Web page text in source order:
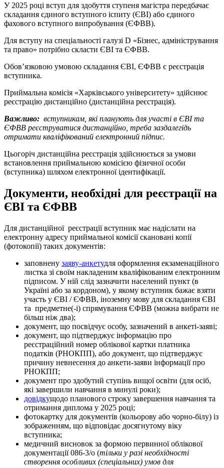
У 2025 році вступ для здобуття ступеня магістра передбачає
складання єдиного вступного іспиту (ЄВІ) або єдиного
фахового вступного випробування (ЄФВВ).
Для вступу на спеціальності галузі D «Бізнес, адміністрування
та право» потрібно скласти ЄВІ та ЄФВВ.
Обов’язковою умовою складання ЄВІ, ЄФВВ є реєстрація
вступника.
Приймальна комісія «Харківського університету» здійснює
реєстрацію дистанційно (дистанційна реєстрація).
Важливо: вступникам, які планують для участі в ЄВІ та
ЄФВВ реєструватися дистанційно, треба заздалегідь
отримати кваліфікований електронний підпис.
Цьогоріч дистанційна реєстрація здійснюється за умови
встановлення приймальною комісією фізичної особи
(вступника) шляхом електронної ідентифікації.
Документи, необхідні для реєстрації на
ЄВІ та ЄФВВ
Для дистанційної реєстрації вступник має надіслати на
електронну адресу приймальної комісії скановані копії
(фотокопії) таких документів:
заповнену заяву-анкетудля оформлення екзаменаційного
листка зі своїм накладеним кваліфікованим електронним
підписом. У ній слід зазначити населений пункт (в
Україні або за кордоном), у якому вступник бажає взяти
участь у ЄВІ / ЄФВВ, іноземну мову для складання ЄВІ
та предметне(-і) спрямування ЄФВВ (можна вибрати не
більш ніж два);
документ, що посвідчує особу, зазначений в анкеті-заяві;
документ, що підтверджує інформацію про
реєстраційний номер облікової картки платника
податків (РНОКПП), або документ, що підтверджує
причину невнесення до анкети-заяви інформації про
РНОКПП;
документ про здобутий ступінь вищої освіти (для осіб,
які завершили навчання в минулі роки);
довідкущодо планового строку завершення навчання та
отримання диплома у 2025 році;
фотокартку для документів (кольорову або чорно-білу) із
зображенням, що відповідає досягнутому віку
вступника;
медичний висновок за формою первинної облікової
документації 086-3/о (тільки у разі необхідності
створення особливих (спеціальних) умов для